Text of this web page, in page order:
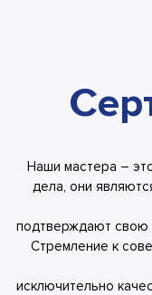
Наши мастера –
дела, они
подтверждают свою
Стремление к
исключительно